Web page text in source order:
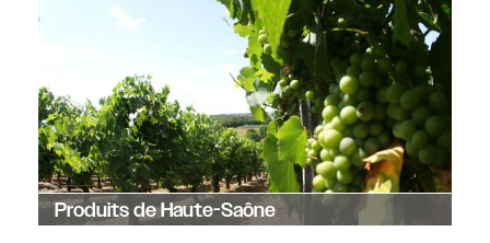
Produits de Haute-Saône